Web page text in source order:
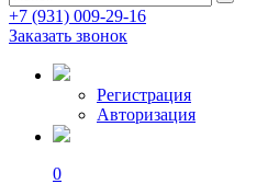
+7 (931) 009-29-16
Заказать звонок
Регистрация
Авторизация
0